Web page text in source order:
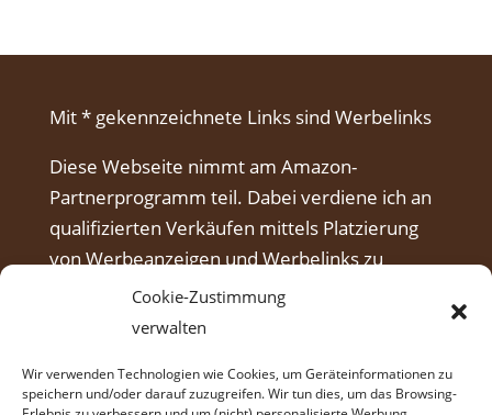
Cookie-Zustimmung
verwalten
Wir verwenden Technologien wie Cookies, um Geräteinformationen zu
speichern und/oder darauf zuzugreifen. Wir tun dies, um das Browsing-
Mit * gekennzeichnete Links sind Werbelinks
Diese Webseite nimmt am Amazon-
Partnerprogramm teil. Dabei verdiene ich an
qualifizierten Verkäufen mittels Platzierung
von Werbeanzeigen und Werbelinks zu